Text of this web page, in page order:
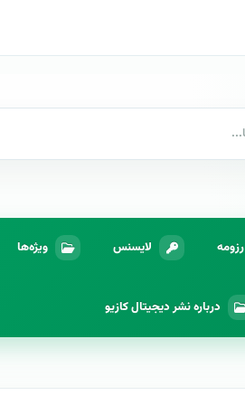
رزومه لایسنس ویژه‌ها
درباره نشر دیجیتال کازیو